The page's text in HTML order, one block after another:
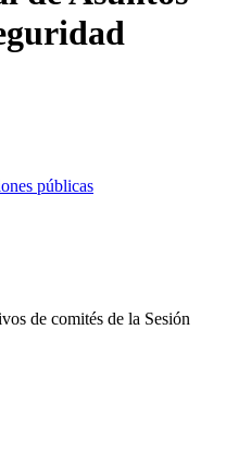
públicas
de comités de la Sesión